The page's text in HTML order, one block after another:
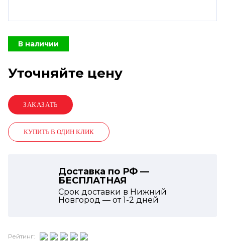
В наличии
Уточняйте цену
КУПИТЬ В ОДИН КЛИК
Доставка по РФ —
БЕСПЛАТНАЯ
Срок доставки в Нижний
Новгород — от1-2 дней
Рейтинг: